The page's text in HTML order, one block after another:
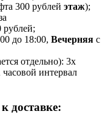
300 рублей этаж);
рублей;
до 18:00, Вечерняя с
отдельно): 3х
интервал
доставке: